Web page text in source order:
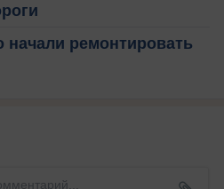
начали ремонтировать